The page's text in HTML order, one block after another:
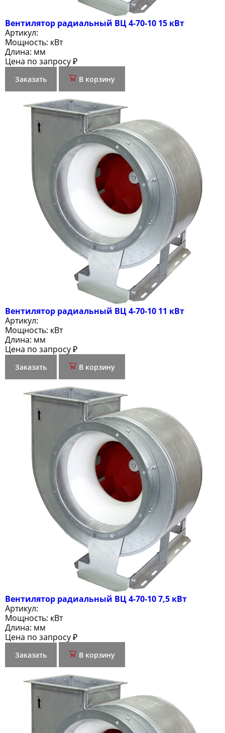
Вентилятор радиальный ВЦ 4-70-10 15 кВт
Артикул:
Мощность: кВт
Длина: мм
Цена по запросу ₽
Заказать В корзину
Вентилятор радиальный ВЦ 4-70-10 11 кВт
Артикул:
Мощность: кВт
Длина: мм
Цена по запросу ₽
Заказать В корзину
Вентилятор радиальный ВЦ 4-70-10 7,5 кВт
Артикул:
Мощность: кВт
Длина: мм
Цена по запросу ₽
Заказать В корзину